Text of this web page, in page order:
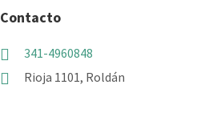
Contacto
341-4960848
Rioja 1101, Roldán